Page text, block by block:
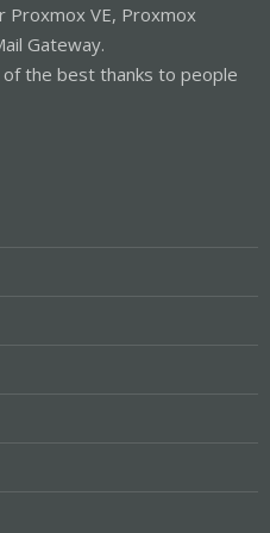
Proxmox VE, Proxmox
Gateway.
the best thanks to people